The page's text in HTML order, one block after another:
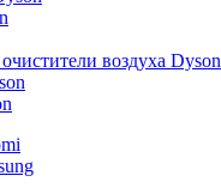
воздуха Dyson